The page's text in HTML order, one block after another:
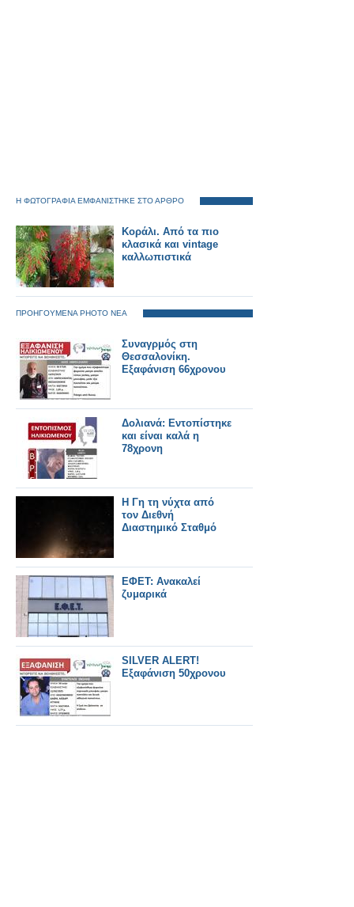
Η ΦΩΤΟΓΡΑΦΙΑ ΕΜΦΑΝΙΣΤΗΚΕ ΣΤΟ ΑΡΘΡΟ
Κοράλι. Από τα πιο
κλασικά και vintage
καλλωπιστικά
ΠΡΟΗΓΟΥΜΕΝΑ PHOTO ΝΕΑ
Συναγρμός στη
Θεσσαλονίκη.
Εξαφάνιση 66χρονου
Δολιανά: Εντοπίστηκε
και είναι καλά η
78χρονη
Η Γη τη νύχτα από
τον Διεθνή
Διαστημικό Σταθμό
ΕΦΕΤ: Ανακαλεί
ζυμαρικά
SILVER ALERT!
Εξαφάνιση 50χρονου